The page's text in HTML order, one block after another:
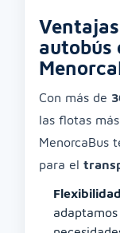
autobús
Con más de
las flotas
MenorcaBus
para el